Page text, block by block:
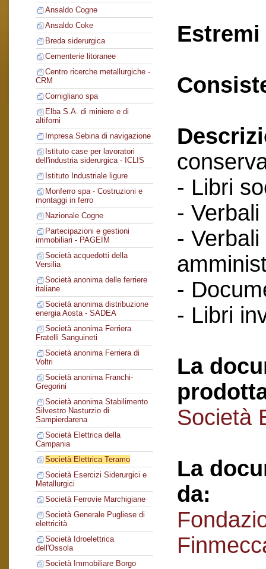
Ansaldo Cogne
Ansaldo Coke
Breda siderurgica
Cementerie litoranee
Centro ricerche metallurgiche -
CRM
Cornigliano spa
Elba S.A. di miniere e di
altiforni
Impresa Sebina di navigazione
Istituto case per lavoratori
dell'industria siderurgica - ICLIS
Istituto Industriale ligure
Monferro spa - Costruzioni e
montaggi in ferro
Nazionale Cogne
Partecipazioni e gestioni
immobiliari - PAGEIM
Società acquedotti della
Versilia
Società anonima delle ferriere
italiane
Società anonima distribuzione
energia Aosta - SADEA
Società anonima Ferriera
Fratelli Sanguineti
Società anonima Ferriera di
Voltri
Società anonima Franchi-
Gregorini
Società anonima Stabilimento
Silvestro Nasturzio di
Sampierdarena
Società Elettrica della
Campania
Società Elettrica Teramo
Società Esercizi Siderurgici e
Metallurgici
Società Ferrovie Marchigiane
Società Generale Pugliese di
elettricità
Società Idroelettrica
dell'Ossola
Società Immobiliare Borgo
- Libri
-
-
-
- Libri
La
Società
La
da: